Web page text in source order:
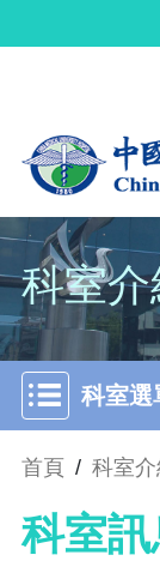
科室
科室選
首頁 / 科室介
科室